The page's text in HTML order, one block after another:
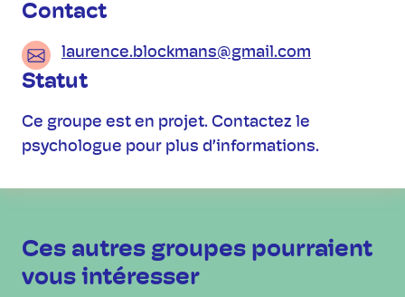
Contact
laurence.blockmans@gmail.com
Statut
Ce groupe est en projet. Contactez le
psychologue pour plus d’informations.
Ces autres groupes pourraient
vous intéresser